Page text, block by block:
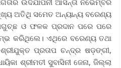
ଅତିଥି ସମେତ ଅନ୍ୟାନ୍ୟ ବରେଣ୍ୟ
ଓ ଫଳକ ପ୍ରଦାନ ପରେ ପରେ
କରିଥିଲେ। ଏଥିରେ ବରେଣ୍ୟ ତଥା
ପ୍ରତାପ ଚନ୍ଦ୍ର ଷଡ଼ଙ୍ଗୀ,
ଶ୍ରୀମତୀ ସୁବାସିନୀ ଜେନା, ଜିଲ୍ଲା